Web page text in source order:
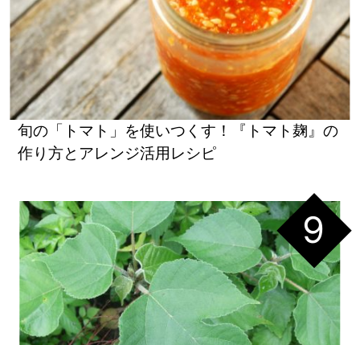
旬の「トマト」を使いつくす！『トマト麹』の
作り方とアレンジ活用レシピ